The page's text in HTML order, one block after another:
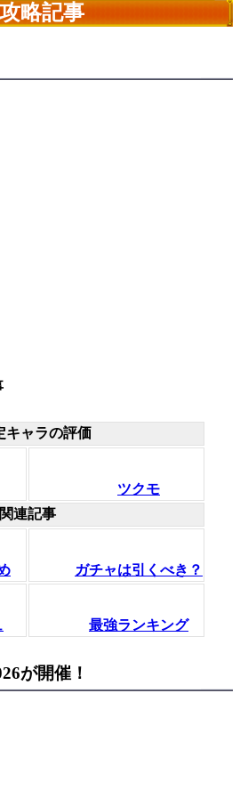
略記事
キャラの評価
ツクモ
関連記事
ガチャは引くべき？
最強ランキング
が開催！